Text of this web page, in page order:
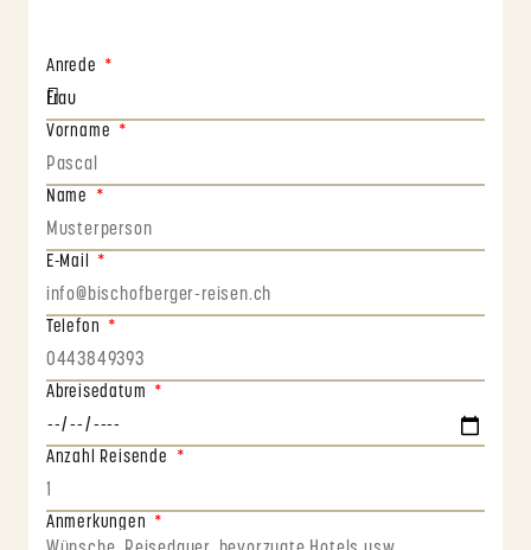
Anrede
Vorname
Name
E-Mail
Telefon
Abreisedatum
Anzahl Reisende
Anmerkungen